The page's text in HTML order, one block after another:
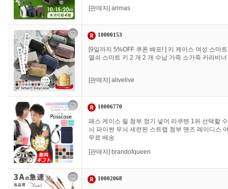
[판매자] arimas
10000153
[9일까지 5%OFF 쿠폰 배포! ] 키 케이스 여성 스마
열쇠 스마트 키 2 개 2 개 수납 가죽 소가죽 카라비
[판매자] alivelive
10006770
패스 케이스 릴 첨부 정기 넣어 라쿠텐 1위 선택할
늬 파이썬 무늬 세련된 스트랩 첨부 맨즈 레이디스
무료 배송
[판매자] brandofqueen
10002068